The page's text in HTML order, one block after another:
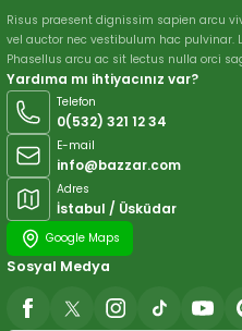
Risus praesent dignissim sapien arcu
vel auctor nec vestibulum hac pulvinar.
Phasellus arcu ac sit lectus nulla orci
Yardıma mı ihtiyacınız var?
Telefon
0(532) 321 12 34
E-mail
info@bazzar.com
Adres
İstabul / Üsküdar
Google Maps
Sosyal Medya